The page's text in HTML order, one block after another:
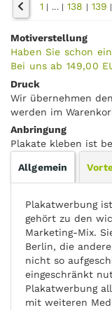
1 | ... |138 | 139 |
Motiverstellung
Haben Sie schon
Bei uns ab 149,00
Druck
Wir übernehmen
werden im
Anbringung
Plakate kleben ist
Allgemein
Plakatwerbung
gehört zu den
Marketing-Mix.
Berlin, die
nicht so
eingeschränkt
Plakatwerbung
mit weiteren